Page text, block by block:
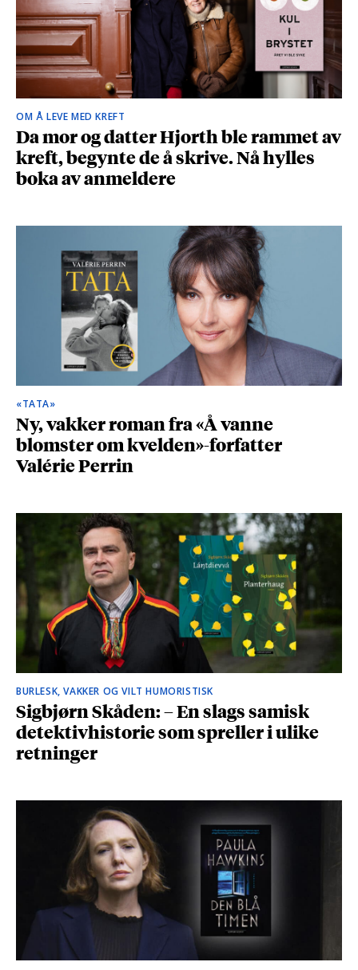
OM Å LEVE MED KREFT
Da mor og datter Hjorth ble rammet av
kreft, begynte de å skrive. Nå hylles
boka av anmeldere
«TATA»
Ny, vakker roman fra «Å vanne
blomster om kvelden»-forfatter
Valérie Perrin
BURLESK, VAKKER OG VILT HUMORISTISK
Sigbjørn Skåden: – En slags samisk
detektivhistorie som spreller i ulike
retninger